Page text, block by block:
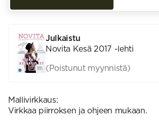
Julkaistu
Novita Kesä 2017 -lehti
(Poistunut myynnistä)
Mallivirkkaus:
Virkkaa piirroksen ja ohjeen mukaan.